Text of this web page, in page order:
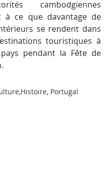
Portugal
cambodgiennes
à ce que davantage de
se rendent dans
touristiques à
pendant la Fête de